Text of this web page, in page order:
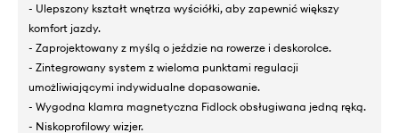
- Ulepszony kształt wnętrza wyściółki, aby zapewnić większy
komfort jazdy.
- Zaprojektowany z myślą o jeździe na rowerze i deskorolce.
- Zintegrowany system z wieloma punktami regulacji
umożliwiającymi indywidualne dopasowanie.
- Wygodna klamra magnetyczna Fidlock obsługiwana jedną ręką.
- Niskoprofilowy wizjer.